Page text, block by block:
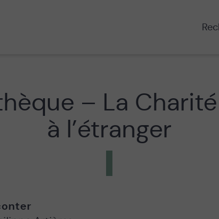
– La
à l’étranger